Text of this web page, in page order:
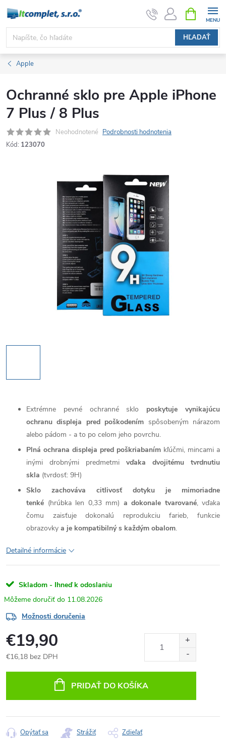
Prejsť
obsah
HĽADAŤ
KOŠÍK
Apple
Ochranné sklo pre Apple iPhone
7 Plus / 8 Plus
Neohodnotené Podrobnosti hodnotenia
Kód: 123070
Extrémne pevné ochranné sklo poskytuje vynikajúcu
ochranu displeja pred poškodením spôsobeným nárazom
alebo pádom - a to po celom jeho povrchu.
Plná ochrana displeja pred poškriabaním kľúčmi, mincami a
inými drobnými predmetmi
vďaka dvojitému tvrdnutiu
skla (tvrdosť: 9H)
Sklo zachováva citlivosť dotyku je mimoriadne
tenké (hrúbka len 0,33 mm) a dokonale tvarované, vďaka
čomu zaisťuje dokonalú reprodukciu farieb, funkcie
obrazovky a je kompatibilný s každým obalom.
Detailné informácie
Skladom - Ihneď k odoslaniu
11.08.2026
Možnosti doručenia
€19,90
€16,18 bez DPH
PRIDAŤ DO KOŠÍKA
Opýtať sa Strážiť Zdieľať